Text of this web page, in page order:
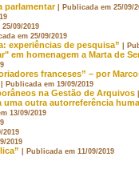
parlamentar | Publicada em 25/09/
25/09/2019
em 25/09/2019
experiências de pesquisa” |
em homenagem a Marta de
franceses” – por
| Publicada em 19/09/2019
na Gestão de Arquivos
outra autorreferência
13/09/2019
2019
2019
| Publicada em 11/09/2019